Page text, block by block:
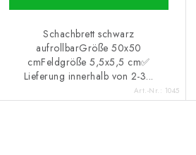
Schachbrett schwarz
aufrollbarGröße 50x50
cmFeldgröße 5,5x5,5 cm✅
Lieferung innerhalb von 2-3...
Art.-Nr.: 1045